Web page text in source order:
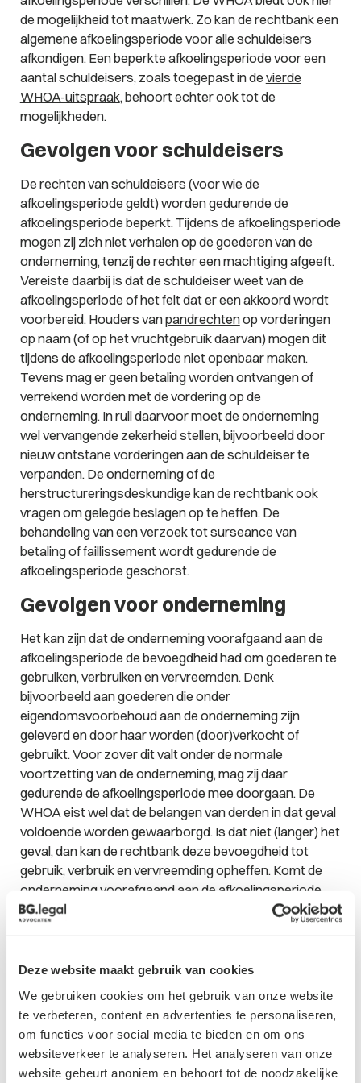
Deze website maakt gebruik van cookies
We gebruiken cookies om het gebruik van onze website
te verbeteren, content en advertenties te personaliseren,
om functies voor social media te bieden en om ons
websiteverkeer te analyseren. Het analyseren van onze
website gebeurt anoniem en behoort tot de noodzakelijke
de mogelijkheid tot maatwerk. Zo kan de rechtbank een
algemene afkoelingsperiode voor alle schuldeisers
afkondigen. Een beperkte afkoelingsperiode voor een
aantal schuldeisers, zoals toegepast in de vierde
WHOA-uitspraak, behoort echter ook tot de
mogelijkheden.
Gevolgen voor schuldeisers
De rechten van schuldeisers (voor wie de
afkoelingsperiode geldt) worden gedurende de
afkoelingsperiode beperkt. Tijdens de afkoelingsperiode
mogen zij zich niet verhalen op de goederen van de
onderneming, tenzij de rechter een machtiging afgeeft.
Vereiste daarbij is dat de schuldeiser weet van de
afkoelingsperiode of het feit dat er een akkoord wordt
voorbereid. Houders vanpandrechtenop vorderingen
op naam (of op het vruchtgebruik daarvan) mogen dit
tijdens de afkoelingsperiode niet openbaar maken.
Tevens mag er geen betaling worden ontvangen of
verrekend worden met de vordering op de
onderneming. In ruil daarvoor moet de onderneming
wel vervangende zekerheid stellen, bijvoorbeeld door
nieuw ontstane vorderingen aan de schuldeiser te
verpanden. De onderneming of de
herstructureringsdeskundige kan de rechtbank ook
vragen om gelegde beslagen op te heffen. De
behandeling van een verzoek tot surseance van
betaling of faillissement wordt gedurende de
afkoelingsperiode geschorst.
Gevolgen voor onderneming
Het kan zijn dat de onderneming voorafgaand aan de
afkoelingsperiode de bevoegdheid had om goederen te
gebruiken, verbruiken en vervreemden. Denk
bijvoorbeeld aan goederen die onder
eigendomsvoorbehoud aan de onderneming zijn
geleverd en door haar worden (door)verkocht of
gebruikt. Voor zover dit valt onder de normale
voortzetting van de onderneming, mag zij daar
gedurende de afkoelingsperiode mee doorgaan. De
WHOA eist wel dat de belangen van derden in dat geval
voldoende worden gewaarborgd. Is dat niet (langer) het
geval, dan kan de rechtbank deze bevoegdheid tot
gebruik, verbruik en vervreemding opheffen. Komt de
ondernemingvoorafgaandaan de afkoelingsperiode
haar verplichtingen niet na, dan is dat
tijdensde
afkoelingsperiode geen grond om verbintenissen of
dat geval geen grond voor opschorting of ontbinding
schuldeiser kan aldus verplicht worden om aan de
onderneming te blijven leveren. Daarbij is opnieuw
voor de nakoming van verplichtingen die ontstaan